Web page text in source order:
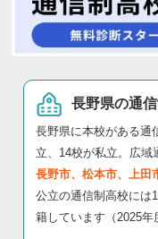
長野県の通
長野県に本校がある通
立、14校が私立。広域
長野市、松本市、上田
公立の通信制高校には
籍しています（2025年